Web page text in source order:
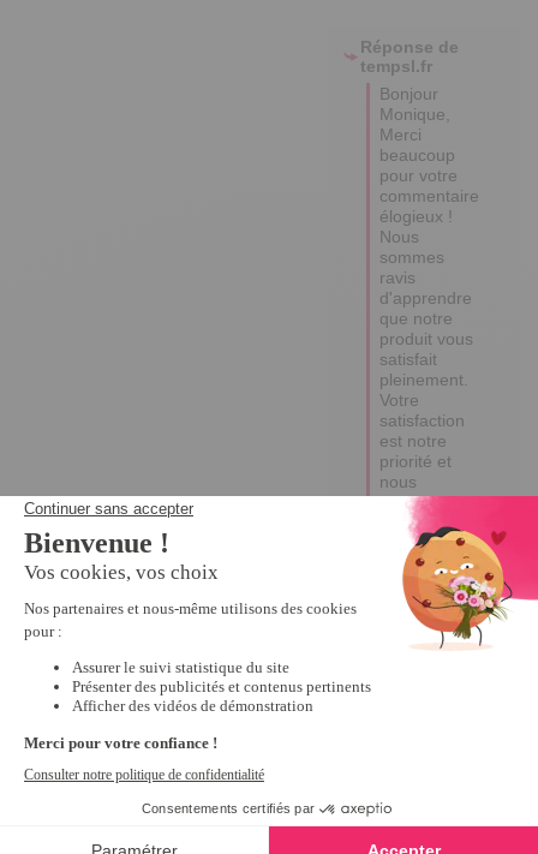
Réponse de
tempsl.fr
Bonjour
Monique,
Merci
beaucoup
pour votre
commentaire
élogieux !
Nous
sommes
ravis
d'apprendre
que notre
produit vous
satisfait
pleinement.
Votre
satisfaction
est notre
priorité et
nous
espérons
vous revoir
bientôt sur
notre site.
Bonne
journée,
Edina
Avis du21/12/2025
une expérience du